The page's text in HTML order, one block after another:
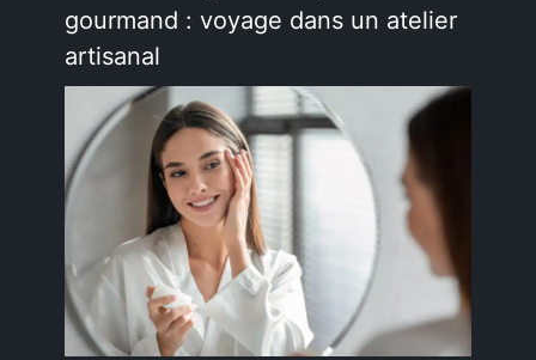
gourmand : voyage dans un atelier
artisanal